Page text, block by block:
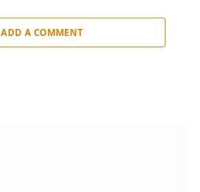
ADD A COMMENT